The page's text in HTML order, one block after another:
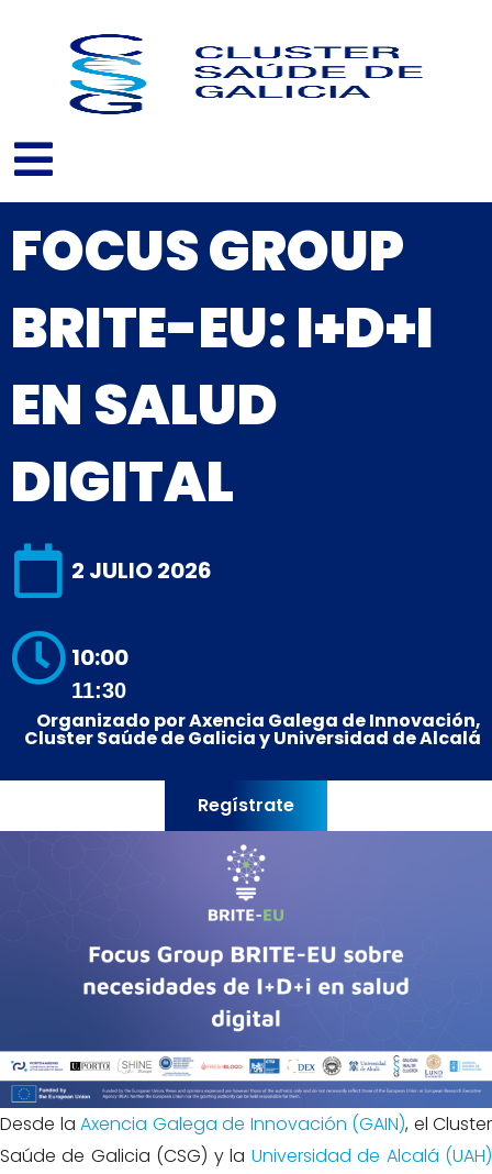
contenido
FOCUS GROUP
BRITE-EU: I+D+I
EN SALUD
DIGITAL
2 JULIO 2026
10:00
11:30
Organizado por Axencia Galega de Innovación,
Cluster Saúde de Galicia y Universidad de Alcalá
Regístrate
Desde la Axencia Galega de Innovación (GAIN), el Cluster
Saúde de Galicia (CSG) y la Universidad de Alcalá (UAH)